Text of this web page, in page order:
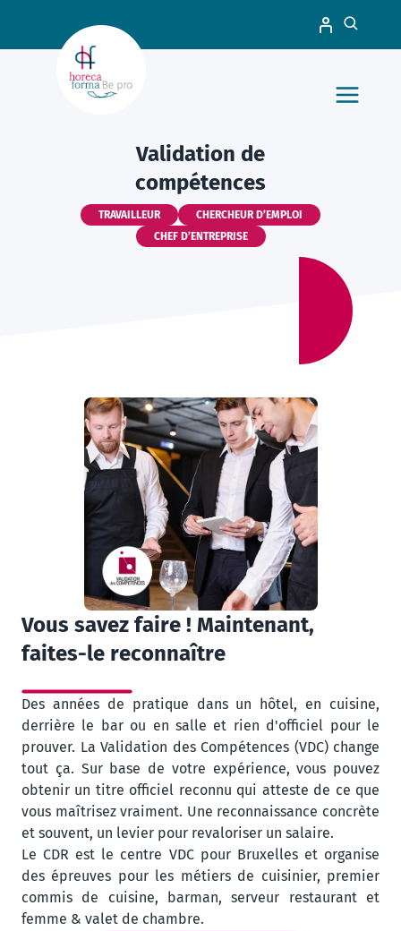
Validation de
compétences
TRAVAILLEUR
CHERCHEUR D’EMPLOI
CHEF D’ENTREPRISE
Vous savez faire ! Maintenant,
faites-le reconnaître
Des années de pratique dans un hôtel, en cuisine,
derrière le bar ou en salle et rien d'officiel pour le
prouver. La Validation des Compétences (VDC) change
tout ça. Sur base de votre expérience, vous pouvez
obtenir un titre officiel reconnu qui atteste de ce que
vous maîtrisez vraiment. Une reconnaissance concrète
et souvent, un levier pour revaloriser un salaire.
Le CDR est le centre VDC pour Bruxelles et organise
des épreuves pour les métiers de cuisinier, premier
commis de cuisine, barman, serveur restaurant et
femme & valet de chambre.